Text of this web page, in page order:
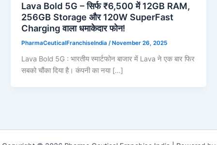
Lava Bold 5G – सिर्फ ₹6,500 में 12GB RAM,
256GB Storage और 120W SuperFast
Charging वाला धमाकेदार फोन!
PharmaCeuticalFranchiseIndia/ November 26, 2025
Lava Bold 5G : भारतीय स्मार्टफोन बाजार में Lava ने एक बार फिर
सबको चौंका दिया है। कंपनी का नया […]